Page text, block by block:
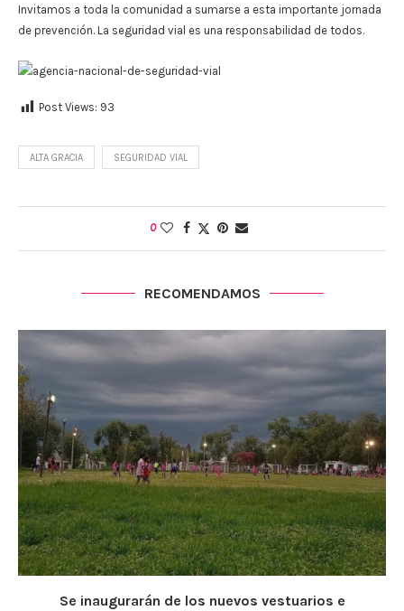
Invitamos a toda la comunidad a sumarse a esta importante jornada
de prevención. La seguridad vial es una responsabilidad de todos.
Post Views: 93
ALTA GRACIA SEGURIDAD VIAL
0
RECOMENDAMOS
Se inaugurarán de los nuevos vestuarios e